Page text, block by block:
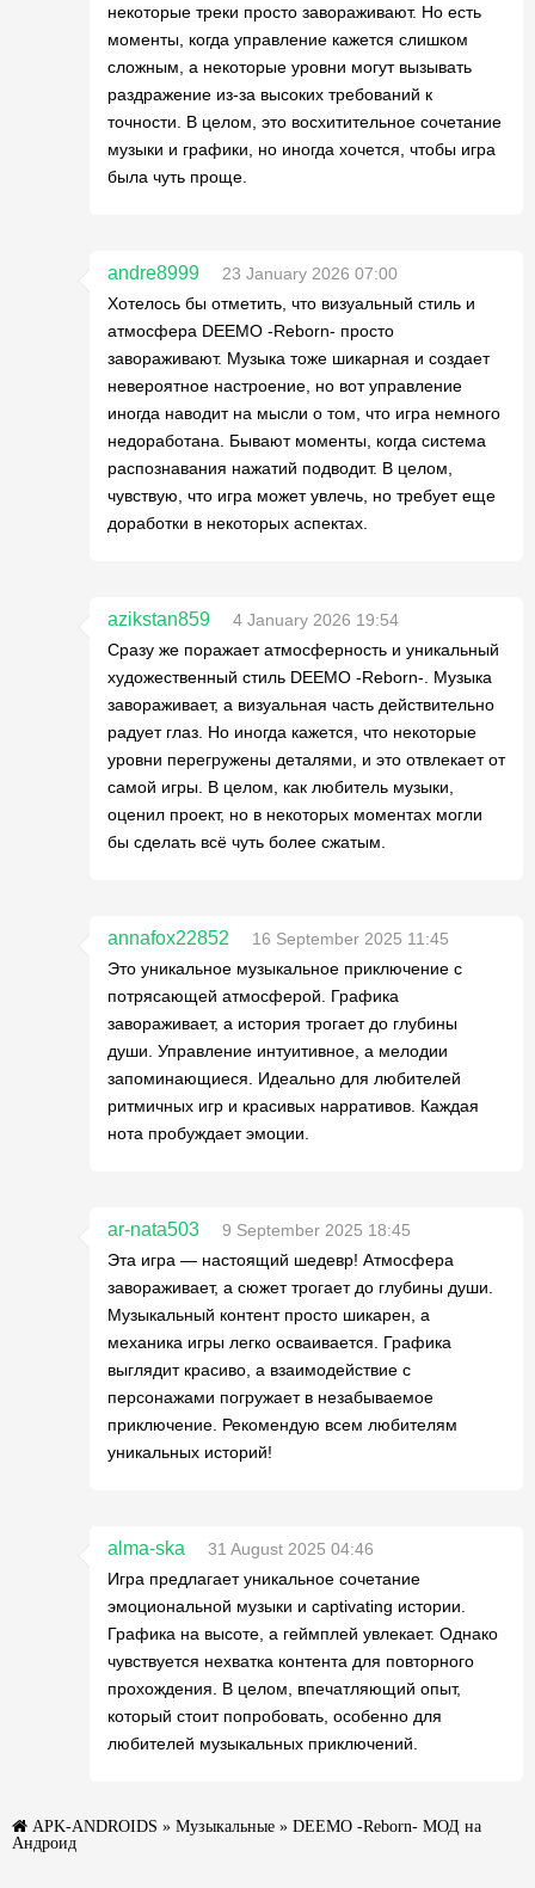
некоторые треки просто завораживают. Но есть
моменты, когда управление кажется слишком
сложным, а некоторые уровни могут вызывать
раздражение из-за высоких требований к
точности. В целом, это восхитительное сочетание
музыки и графики, но иногда хочется, чтобы игра
была чуть проще.
andre8999
23 January 2026 07:00
Хотелось бы отметить, что визуальный стиль и
атмосфера DEEMO -Reborn- просто
завораживают. Музыка тоже шикарная и создает
невероятное настроение, но вот управление
иногда наводит на мысли о том, что игра немного
недоработана. Бывают моменты, когда система
распознавания нажатий подводит. В целом,
чувствую, что игра может увлечь, но требует еще
доработки в некоторых аспектах.
azikstan859
4 January 2026 19:54
Сразу же поражает атмосферность и уникальный
художественный стиль DEEMO -Reborn-. Музыка
завораживает, а визуальная часть действительно
радует глаз. Но иногда кажется, что некоторые
уровни перегружены деталями, и это отвлекает от
самой игры. В целом, как любитель музыки,
оценил проект, но в некоторых моментах могли
бы сделать всё чуть более сжатым.
annafox22852
16 September 2025 11:45
Это уникальное музыкальное приключение с
потрясающей атмосферой. Графика
завораживает, а история трогает до глубины
души. Управление интуитивное, а мелодии
запоминающиеся. Идеально для любителей
ритмичных игр и красивых нарративов. Каждая
нота пробуждает эмоции.
ar-nata503
9 September 2025 18:45
Эта игра — настоящий шедевр! Атмосфера
завораживает, а сюжет трогает до глубины души.
Музыкальный контент просто шикарен, а
механика игры легко осваивается. Графика
выглядит красиво, а взаимодействие с
персонажами погружает в незабываемое
приключение. Рекомендую всем любителям
уникальных историй!
alma-ska
31 August 2025 04:46
Игра предлагает уникальное сочетание
эмоциональной музыки и captivating истории.
Графика на высоте, а геймплей увлекает. Однако
чувствуется нехватка контента для повторного
прохождения. В целом, впечатляющий опыт,
который стоит попробовать, особенно для
любителей музыкальных приключений.
APK-ANDROIDS » Музыкальные » DEEMO -Reborn- МОД на
Андроид